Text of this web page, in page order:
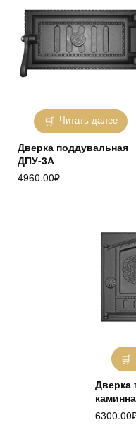
Читать далее
Дверка поддувальная
ДПУ-3А
4960.00₽
Дверка
6300.00